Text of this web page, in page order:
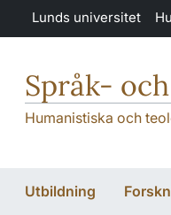
Hoppa till huvudinnehåll
Lunds universitet
Språk-
Humanistiska och
Utbildning